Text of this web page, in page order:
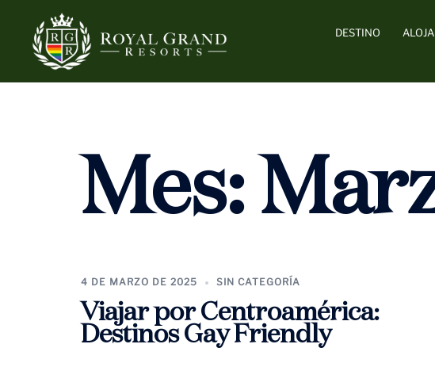
contenido
DESTINO
Mes:
4 DE MARZO DE 2025 SIN CATEGORÍA
Viajar por Centroamérica:
Destinos Gay Friendly